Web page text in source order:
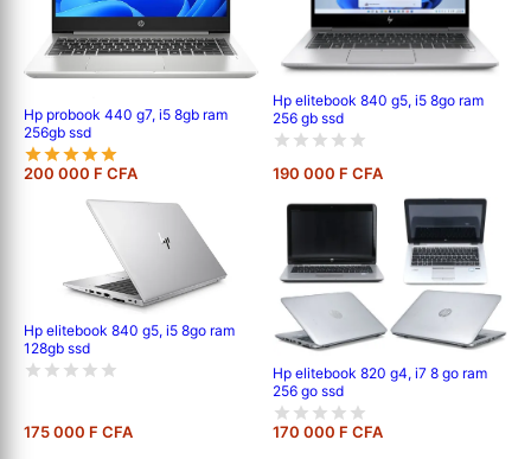
Hp probook 440 g7, i5 8gb ram
256gb ssd
200 000 F CFA
Hp elitebook 840 g5, i5 8go ram
256 gb ssd
190 000 F CFA
Hp elitebook 840 g5, i5 8go ram
128gb ssd
175 000 F CFA
Hp elitebook 820 g4, i7 8 go ram
256 go ssd
170 000 F CFA